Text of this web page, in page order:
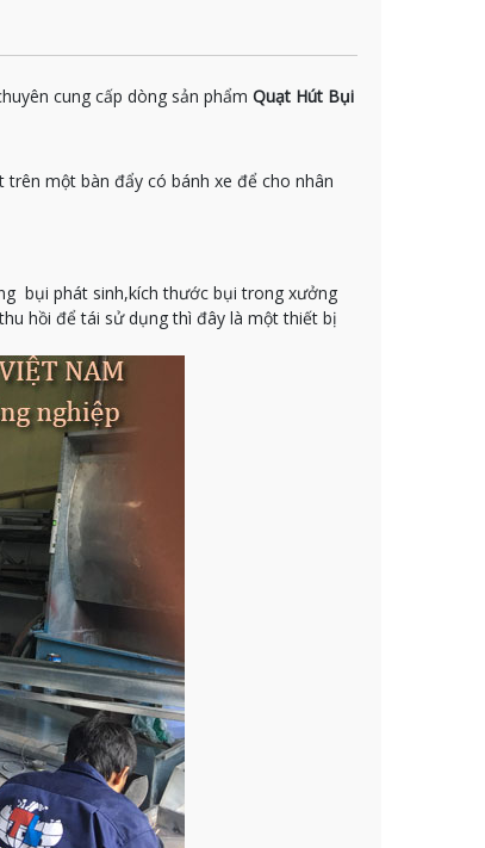
cung cấp dòng sản phẩm Quạt Hút Bụi
một bàn đẩy có bánh xe để cho nhân
bụi phát sinh,kích thước bụi trong xưởng
hồi để tái sử dụng thì đây là một thiết bị